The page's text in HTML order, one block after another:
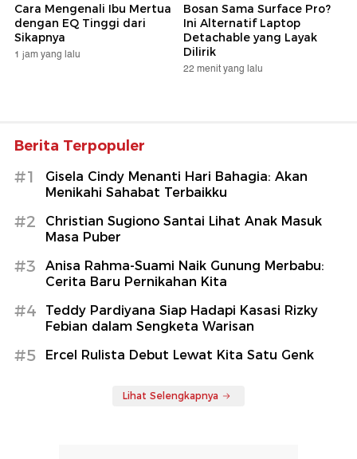
Cara Mengenali Ibu Mertua
dengan EQ Tinggi dari
Sikapnya
1 jam yang lalu
Bosan Sama Surface Pro?
Ini Alternatif Laptop
Detachable yang Layak
Dilirik
22 menit yang lalu
Berita Terpopuler
#1
Gisela Cindy Menanti Hari Bahagia: Akan
Menikahi Sahabat Terbaikku
#2
Christian Sugiono Santai Lihat Anak Masuk
Masa Puber
#3
Anisa Rahma-Suami Naik Gunung Merbabu:
Cerita Baru Pernikahan Kita
#4
Teddy Pardiyana Siap Hadapi Kasasi Rizky
Febian dalam Sengketa Warisan
#5 Ercel Rulista Debut Lewat Kita Satu Genk
Lihat Selengkapnya